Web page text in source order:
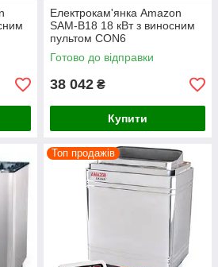
Електрокам'янка Amazon
SAM-B18 18 кВт з виносним
пультом CON6
Готово до відправки
38 042 ₴
Купити
Топ продажів